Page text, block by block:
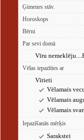
Ģimenes stāv.
Horoskops
Bērni
Par sevi domā
Vīru
Vēlas iepazīties ar
Vīrieti
Vēlamais
Vēlamais
Vēlamais
Iepazīšanās mērķis
Sarakstei